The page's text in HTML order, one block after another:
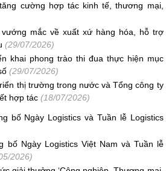
cường hợp tác kinh tế, thương mại,
mắc về xuất xứ hàng hóa, hỗ trợ
(29/07/2026)
khai phong trào thi đua thực hiện mục
(29/07/2026)
thị trường trong nước và Tổng công ty
hợp tác (18/07/2026)
bố Ngày Logistics và Tuần lễ Logistics
bố Ngày Logistics Việt Nam và Tuần lễ
2026)